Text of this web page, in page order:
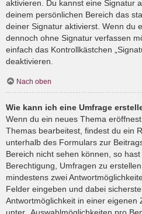
aktivieren. Du kannst eine Signatur
deinem persönlichen Bereich das
deiner Signatur aktivierst. Wenn du
dennoch ohne Signatur verfassen
einfach das Kontrollkästchen
deaktivieren.
Nach oben
Wie kann ich eine Umfrage
Wenn du ein neues Thema
Themas bearbeitest, findest du ein
unterhalb des Formulars zur
Bereich nicht sehen können, so
Berechtigung, Umfragen zu
mindestens zwei
Felder eingeben und dabei
Antwortmöglichkeit in einer eigenen